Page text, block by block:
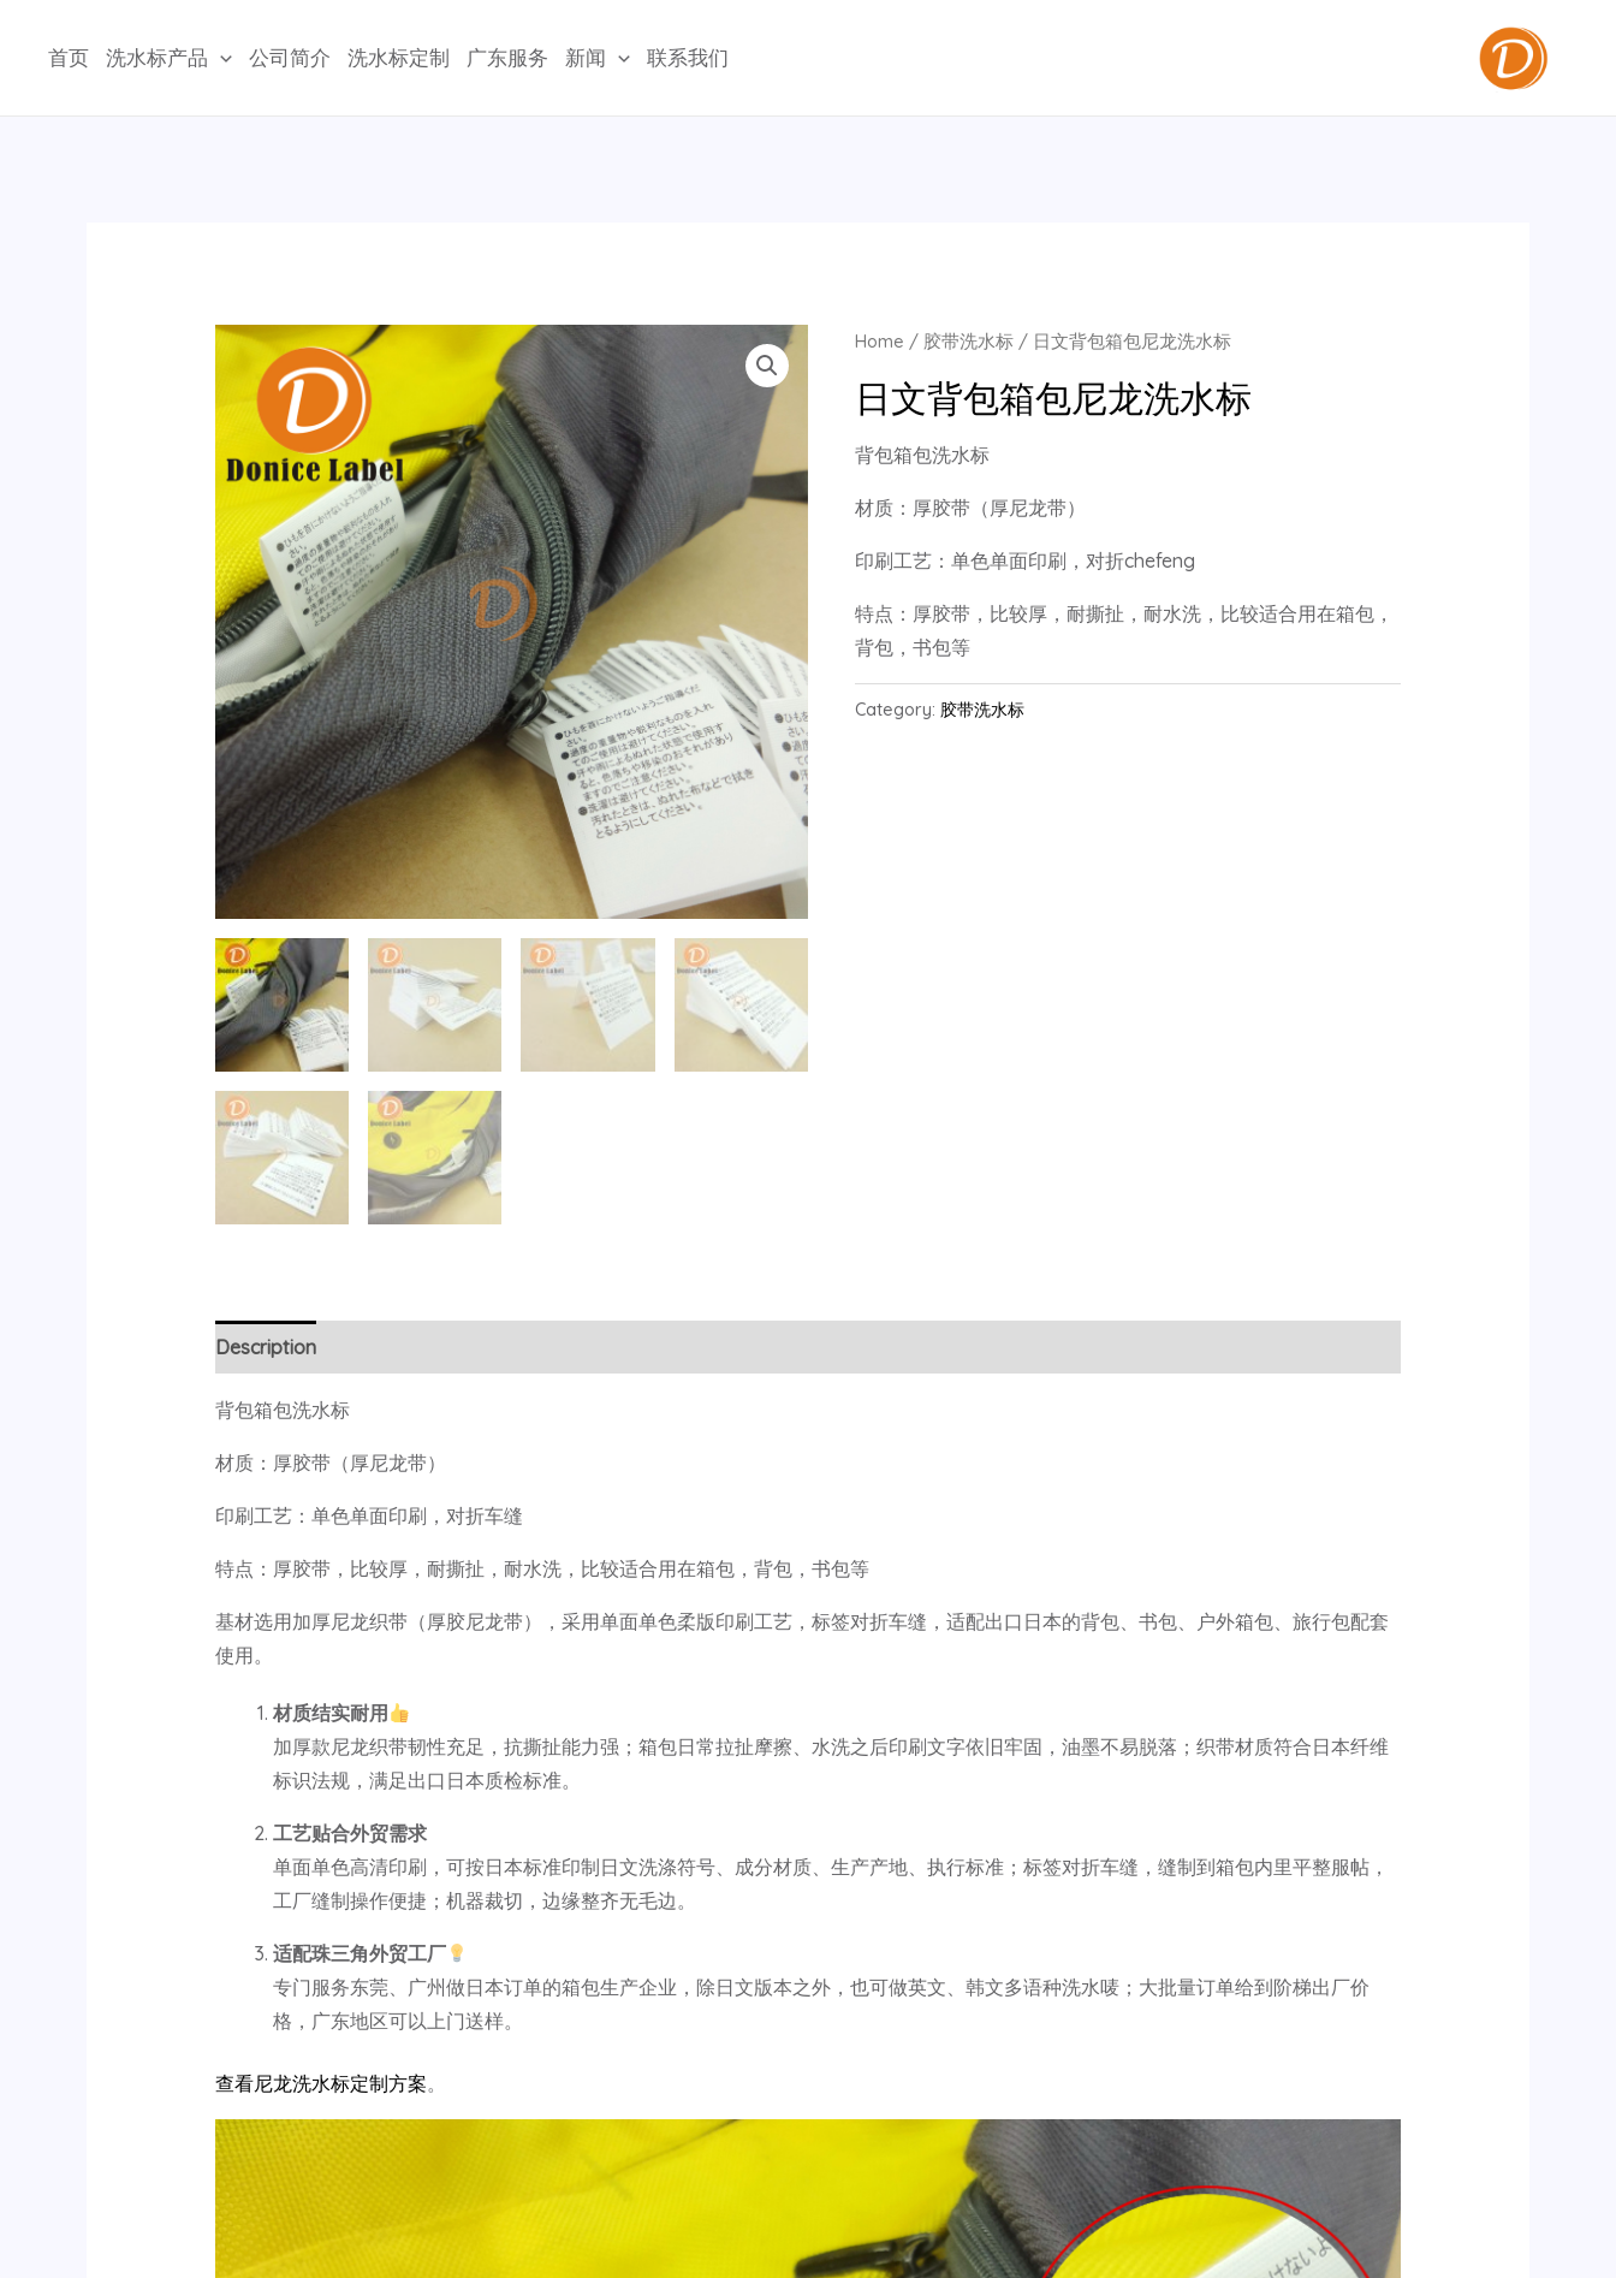
首页 洗水标产品 公司简介 洗水标定制 广东服务 新闻 联系我们
Home / 胶带洗水标 / 日文背包箱包尼龙洗水标
日文背包箱包尼龙洗水标
背包箱包洗水标
材质：厚胶带（厚尼龙带）
印刷工艺：单色单面印刷，对折chefeng
特点：厚胶带，比较厚，耐撕扯，耐水洗，比较适合用在箱包，
背包，书包等
Category: 胶带洗水标
Description
背包箱包洗水标
材质：厚胶带（厚尼龙带）
印刷工艺：单色单面印刷，对折车缝
特点：厚胶带，比较厚，耐撕扯，耐水洗，比较适合用在箱包，背包，书包等
基材选用加厚尼龙织带（厚胶尼龙带），采用单面单色柔版印刷工艺，标签对折车缝，适配出口日本的背包、书包、户外箱包、旅行包配套
使用。
材质结实耐用
加厚款尼龙织带韧性充足，抗撕扯能力强；箱包日常拉扯摩擦、水洗之后印刷文字依旧牢固，油墨不易脱落；织带材质符合日本纤维
标识法规，满足出口日本质检标准。
工艺贴合外贸需求
单面单色高清印刷，可按日本标准印制日文洗涤符号、成分材质、生产产地、执行标准；标签对折车缝，缝制到箱包内里平整服帖，
工厂缝制操作便捷；机器裁切，边缘整齐无毛边。
适配珠三角外贸工厂
专门服务东莞、广州做日本订单的箱包生产企业，除日文版本之外，也可做英文、韩文多语种洗水唛；大批量订单给到阶梯出厂价
格，广东地区可以上门送样。
查看尼龙洗水标定制方案。